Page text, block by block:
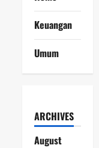
Keuangan
Umum
ARCHIVES
August